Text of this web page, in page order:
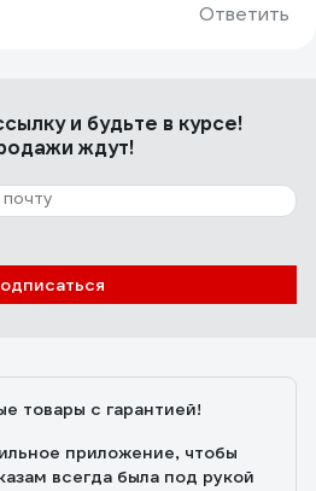
Ответить
и будьте в курсе!
ждут!
товары с гарантией!
приложение, чтобы
всегда была под рукой